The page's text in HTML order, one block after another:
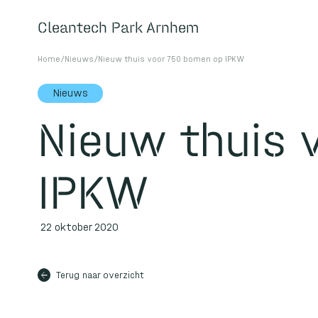
Cleantech Park Arnhem
Home/Nieuws/Nieuw thuis voor 750 bomen op IPKW
Nieuws
Nieuw thuis
IPKW
22 oktober 2020
arrow_back Terug naar overzicht
Cleantech Park Arnhem
Over
Home
Huisvesting
Faciliteiten